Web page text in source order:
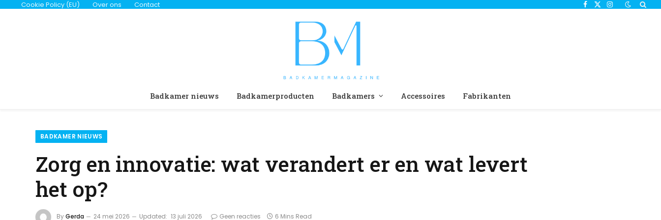
Cookie Policy (EU) Over ons Contact Facebook
X
Instagram
Badkamer nieuws Badkamerproducten Badkamers Accessoires Fabrikanten
BADKAMER NIEUWS
Zorg en innovatie: wat verandert er en wat levert
het op?
ByGerda 24 mei 2026 Updated: 13 juli 2026 Geen reacties 6 Mins Read